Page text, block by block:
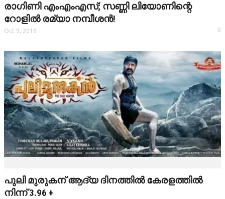
TRAILER
VIDEOZONE
രാഗിണി എംഎംഎസ്; സണ്ണി ലിയോണിന്റെ
റോളില്‍ രമ്യാ നമ്പീശന്‍!
Oct 9, 2016 0
പുലി മുരുകന് ആദ്യ ദിനത്തില്‍ കേരളത്തില്‍
നിന്ന് 3.96 +